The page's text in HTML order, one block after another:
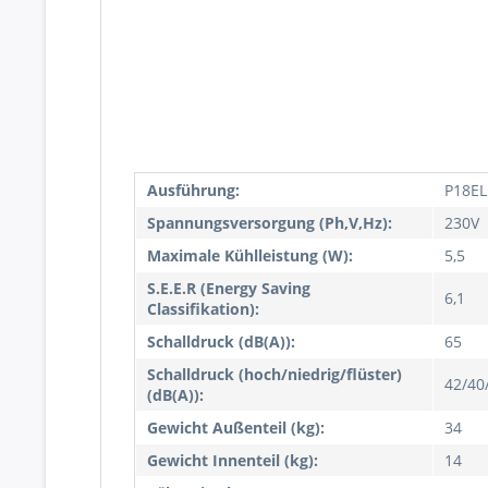
Ausführung:
P18EL
Spannungsversorgung (Ph,V,Hz):
230V
Maximale Kühlleistung (W):
5,5
S.E.E.R (Energy Saving
Classifikation):
6,1
Schalldruck (dB(A)):
65
Schalldruck (hoch/niedrig/flüster)
(dB(A)):
42/
Gewicht Außenteil (kg):
34
Gewicht Innenteil (kg):
14